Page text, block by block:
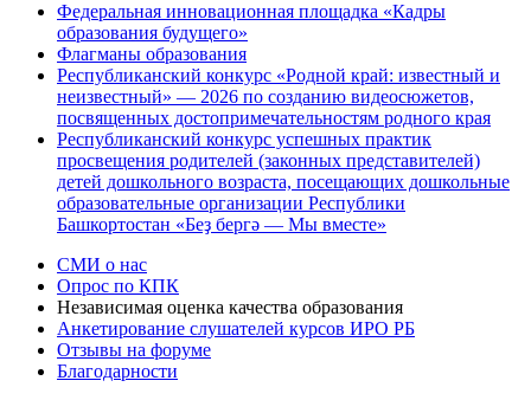
Федеральная инновационная площадка «Кадры
образования будущего»
Флагманы образования
Республиканский конкурс «Родной край: известный и
неизвестный» — 2026 по созданию видеосюжетов,
посвященных достопримечательностям родного края
Республиканский конкурс успешных практик
просвещения родителей (законных представителей)
детей дошкольного возраста, посещающих дошкольные
образовательные организации Республики
Башкортостан «Беҙ бергә — Мы вместе»
СМИ о нас
Опрос по КПК
Независимая оценка качества образования
Анкетирование слушателей курсов ИРО РБ
Отзывы на форуме
Благодарности